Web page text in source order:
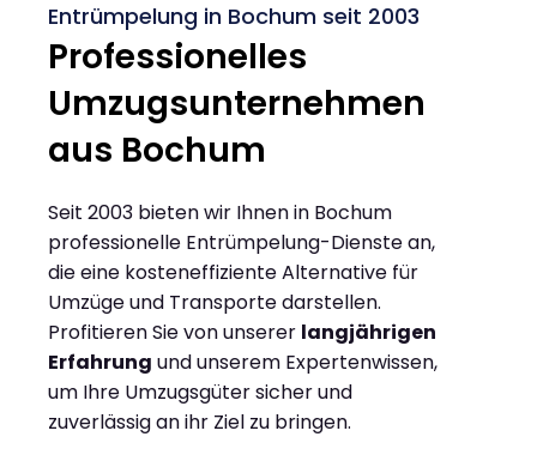
Entrümpelung in Bochum seit 2003
Professionelles
Umzugsunternehmen
aus Bochum
Seit 2003 bieten wir Ihnen in Bochum
professionelle Entrümpelung-Dienste an,
die eine kosteneffiziente Alternative für
Umzüge und Transporte darstellen.
Profitieren Sie von unserer langjährigen
Erfahrung und unserem Expertenwissen,
um Ihre Umzugsgüter sicher und
zuverlässig an ihr Ziel zu bringen.